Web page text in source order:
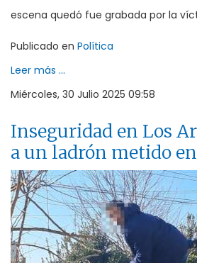
escena quedó fue grabada por la
Publicado en Política
Leer más ...
Miércoles, 30 Julio 2025 09:58
Inseguridad en Los
a un ladrón metido